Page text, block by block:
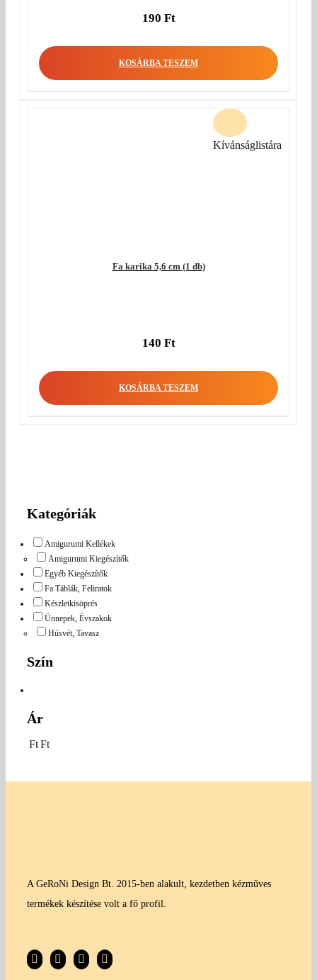
190 Ft
KOSÁRBA TESZEM
Fa karika 5,6 cm (1 db)
140 Ft
KOSÁRBA TESZEM
Kívánságlistára
Kategóriák
Amigurumi Kellékek
Amigurumi Kiegészítők
Egyéb Kiegészítők
Fa Táblák, Feliratok
Készletkisöprés
Ünnepek, Évszakok
Húsvét, Tavasz
Szín
Ár
FtFt
A GeRoNi Design Bt. 2015-ben alakult, kezdetben kézműves
termékek készítése volt a fő profil.